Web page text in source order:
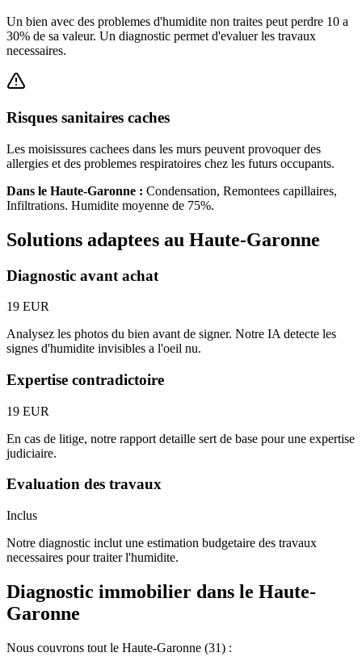
Un bien avec des problemes d'humidite non traites peut perdre 10 a
30% de sa valeur. Un diagnostic permet d'evaluer les travaux
necessaires.
Risques sanitaires caches
Les moisissures cachees dans les murs peuvent provoquer des
allergies et des problemes respiratoires chez les futurs occupants.
Dans le Haute-Garonne : Condensation, Remontees capillaires,
Infiltrations. Humidite moyenne de 75%.
Solutions adaptees au Haute-Garonne
Diagnostic avant achat
19 EUR
Analysez les photos du bien avant de signer. Notre IA detecte les
signes d'humidite invisibles a l'oeil nu.
Expertise contradictoire
19 EUR
En cas de litige, notre rapport detaille sert de base pour une expertise
judiciaire.
Evaluation des travaux
Inclus
Notre diagnostic inclut une estimation budgetaire des travaux
necessaires pour traiter l'humidite.
Diagnostic immobilier dans le Haute-
Garonne
Nous couvrons tout le Haute-Garonne (31) :